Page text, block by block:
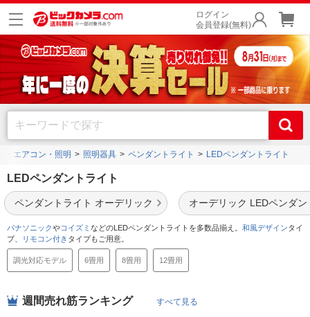
ログイン
会員登録(無料)
・エアコン・照明 照明器具 ペンダントライト LEDペンダントライト
LEDペンダントライト
ペンダントライト オーデリック オーデリック LEDペンダン
パナソニックやコイズミ などのLEDペンダントライトを多数品揃え。 和風デザインタイ
プ、
リモコン付き タイプもご用意。
調光対応モデル 6畳用 8畳用 12畳用
週間売れ筋ランキング すべて見る